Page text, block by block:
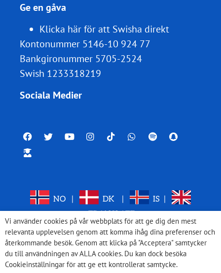
Ge en gåva
Klicka här för att Swisha direkt
Kontonummer 5146-10 924 77
Bankgironummer 5705-2524
Swish 1233318219
Sociala Medier
NO DK IS
TRANSLATE
Vi använder cookies på vår webbplats för att ge dig den mest
relevanta upplevelsen genom att komma ihåg dina preferenser och
återkommande besök. Genom att klicka på "Acceptera" samtycker
du till användningen av ALLA cookies. Du kan dock besöka
Cookieinställningar för att ge ett kontrollerat samtycke.